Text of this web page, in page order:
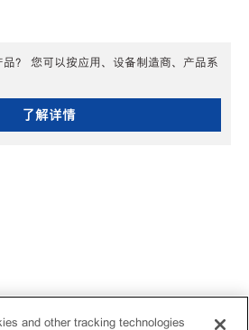
？ 您可以按应用、设备制造商、产品系
了解详情
and other tracking technologies